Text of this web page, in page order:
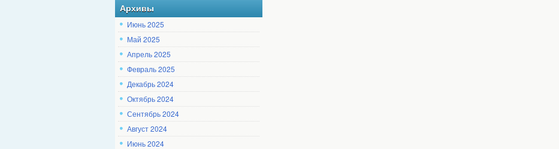
Архивы
Июнь 2025
Май 2025
Апрель 2025
Февраль 2025
Декабрь 2024
Октябрь 2024
Сентябрь 2024
Август 2024
Июнь 2024